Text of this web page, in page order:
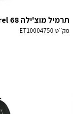
תרמיל מוצ'ילה Osprey Kestrel 68
מק''ט ET10004750